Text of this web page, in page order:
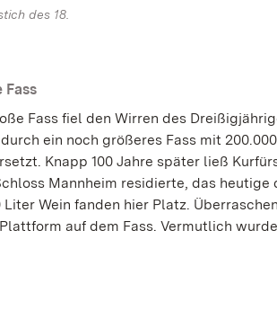
des 18.
Fass
Fass fiel den Wirren des
ein noch größeres Fass mit
Knapp 100 Jahre später ließ
Mannheim residierte, das heutige
Wein fanden hier Platz.
auf dem Fass. Vermutlich